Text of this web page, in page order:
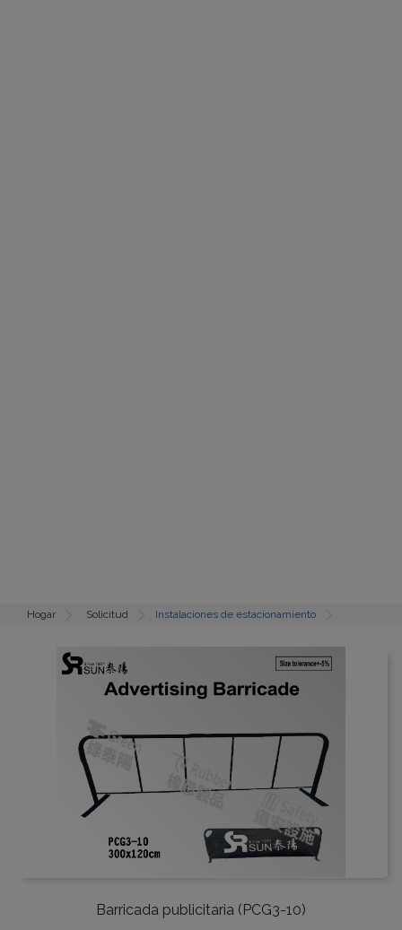
Hogar Solicitud Instalaciones de estacionamiento
Barricada publicitaria (PCG3-10)